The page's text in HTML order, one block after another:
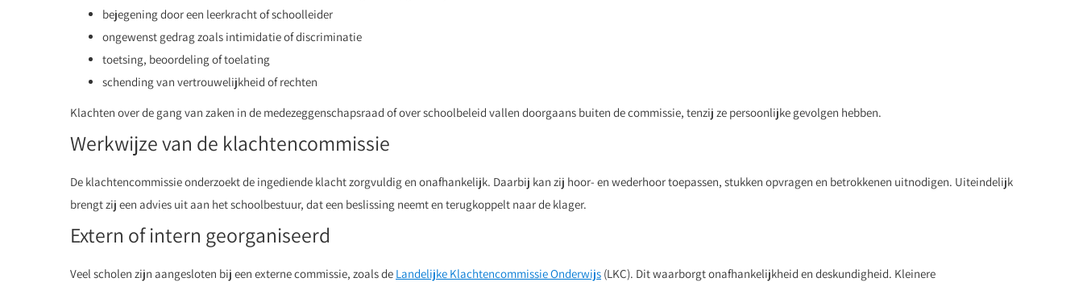
bejegening door een leerkracht of schoolleider
ongewenst gedrag zoals intimidatie of discriminatie
toetsing, beoordeling of toelating
schending van vertrouwelijkheid of rechten
Klachten over de gang van zaken in de medezeggenschapsraad of over schoolbeleid vallen doorgaans buiten de commissie, tenzij ze persoonlijke gevolgen hebben.
Werkwijze van de klachtencommissie
De klachtencommissie onderzoekt de ingediende klacht zorgvuldig en onafhankelijk. Daarbij kan zij hoor- en wederhoor toepassen, stukken opvragen en betrokkenen uitnodigen. Uiteindelijk
brengt zij een advies uit aan het schoolbestuur, dat een beslissing neemt en terugkoppelt naar de klager.
Extern of intern georganiseerd
Veel scholen zijn aangesloten bij een externe commissie, zoals de Landelijke Klachtencommissie Onderwijs (LKC). Dit waarborgt onafhankelijkheid en deskundigheid. Kleinere